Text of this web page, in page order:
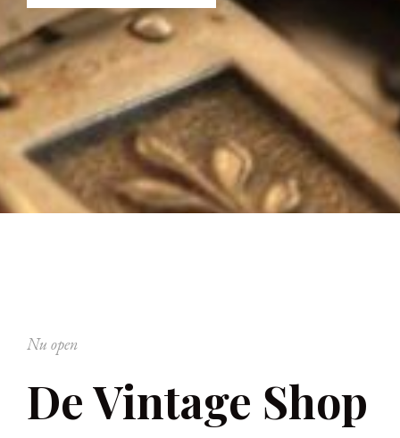
Nu open
De Vintage Shop